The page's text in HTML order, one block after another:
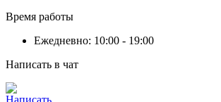
Время работы
Ежедневно: 10:00 - 19:00
Написать в чат